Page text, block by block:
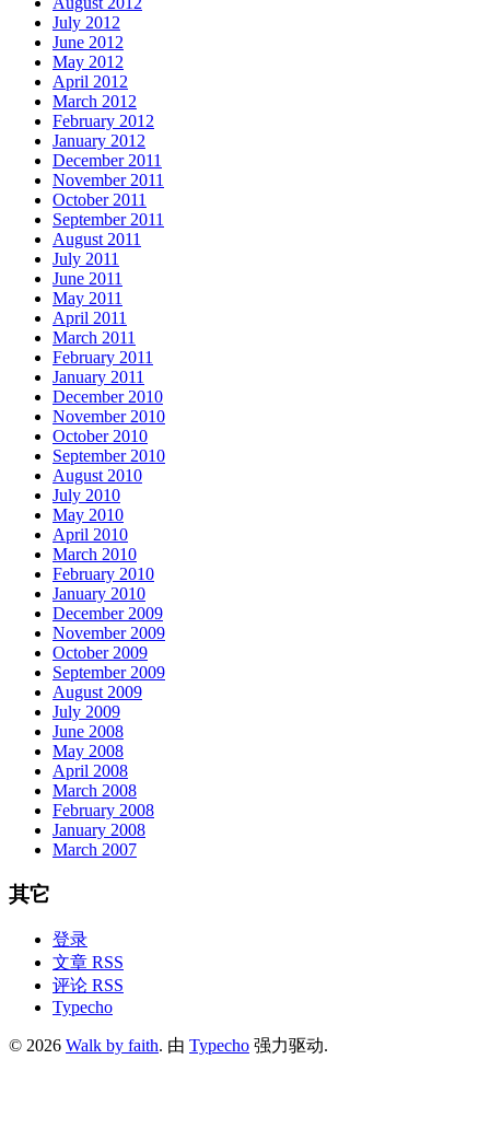
July 2012
June 2012
May 2012
April 2012
March 2012
February 2012
January 2012
December 2011
November 2011
October 2011
September 2011
August 2011
July 2011
June 2011
May 2011
April 2011
March 2011
February 2011
January 2011
December 2010
November 2010
October 2010
September 2010
August 2010
July 2010
May 2010
April 2010
March 2010
February 2010
January 2010
December 2009
November 2009
October 2009
September 2009
August 2009
July 2009
June 2008
May 2008
April 2008
March 2008
February 2008
January 2008
March 2007
其它
登录
文章 RSS
评论 RSS
Typecho
© 2026 Walk by faith. 由 Typecho 强力驱动.